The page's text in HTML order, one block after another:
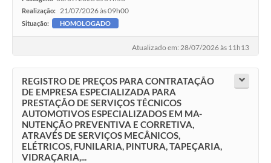
Realização: 21/07/2026 às 09h00
Situação: HOMOLOGADO
Atualizado em: 28/07/2026 às 11h13
REGISTRO DE PREÇOS PARA CONTRATAÇÃO
DE EMPRESA ESPECIALIZADA PARA
PRESTAÇÃO DE SERVIÇOS TÉCNICOS
AUTOMOTIVOS ESPECIALIZADOS EM MA-
NUTENÇÃO PREVENTIVA E CORRETIVA,
ATRAVÉS DE SERVIÇOS MECÂNICOS,
ELÉTRICOS, FUNILARIA, PINTURA, TAPEÇARIA,
VIDRAÇARIA,...